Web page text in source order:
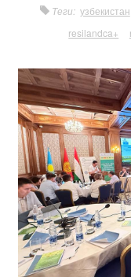
Теги: узбекистан
resilandca+